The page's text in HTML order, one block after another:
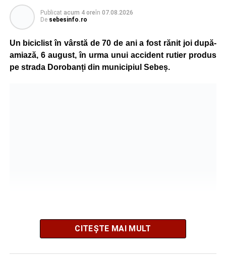
Publicat acum 4 oreîn 07.08.2026
De sebesinfo.ro
Un biciclist în vârstă de 70 de ani a fost rănit joi după-
amiază, 6 august, în urma unui accident rutier produs
pe strada Dorobanți din municipiul Sebeș.
Potrivit informațiilor transmise de polițiști, în jurul orei
CITEȘTE MAI MULT